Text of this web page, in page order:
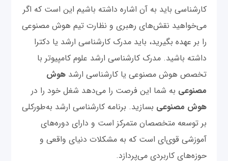
کارشناسی باید به آن اشاره داشته باشیم این است که اگر
می‌خواهید نقش‌های رهبری و نظارت تیم هوش مصنوعی
را بر عهده بگیرید، باید مدرک کارشناسی ارشد یا دکترا
داشته باشید. مدرک کارشناسی ارشد علوم کامپیوتر با
تخصص هوش مصنوعی یا کارشناسی ارشدهوش
مصنوعی به شما این فرصت را می‌دهد شغل خود را در
هوش مصنوعی بسازید. برنامه کارشناسی ارشد به‌طورکلی
بر توسعه متخصصان متمرکز است و دارای دوره‌های
آموزشی قوی‌ای است که به مشکلات دنیای واقعی و
حوزه‌های کاربردی می‌پردازد.